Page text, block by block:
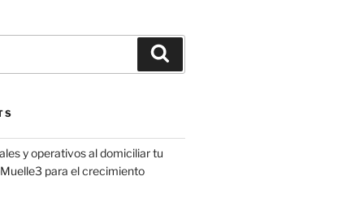
y operativos al domiciliar tu
para el crecimiento